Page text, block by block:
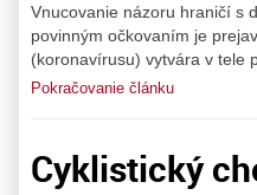
Vnucovanie názoru hraničí s
povinným očkovaním je
(koronavírusu) vytvára v tele
Pokračovanie článku
Cyklistický